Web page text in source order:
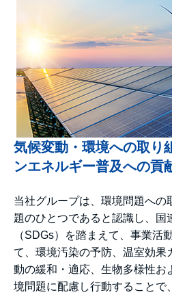
気候変動・環境への取り
ンエネルギー普及への貢
当社グループは、環境問題への
題のひとつであると認識し、国
（SDGs）を踏まえて、事業活
て、環境汚染の予防、温室効果
動の緩和・適応、生物多様性お
境問題に配慮し行動することで